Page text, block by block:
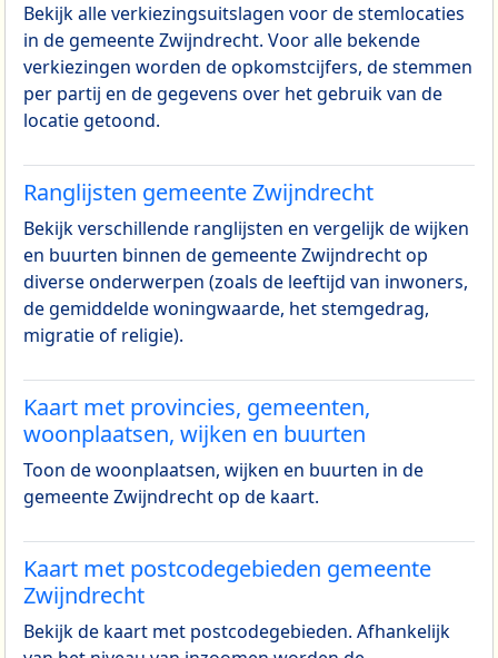
Bekijk alle verkiezingsuitslagen voor de stemlocaties
in de gemeente Zwijndrecht. Voor alle bekende
verkiezingen worden de opkomstcijfers, de stemmen
per partij en de gegevens over het gebruik van de
locatie getoond.
Ranglijsten gemeente Zwijndrecht
Bekijk verschillende ranglijsten en vergelijk de wijken
en buurten binnen de gemeente Zwijndrecht op
diverse onderwerpen (zoals de leeftijd van inwoners,
de gemiddelde woningwaarde, het stemgedrag,
migratie of religie).
Kaart met provincies, gemeenten,
woonplaatsen, wijken en buurten
Toon de woonplaatsen, wijken en buurten in de
gemeente Zwijndrecht op de kaart.
Kaart met postcodegebieden gemeente
Zwijndrecht
Bekijk de kaart met postcodegebieden. Afhankelijk